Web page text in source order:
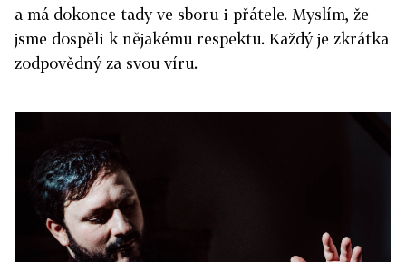
a má dokonce tady ve sboru i přátele. Myslím, že
jsme dospěli k nějakému respektu. Každý je zkrátka
zodpovědný za svou víru.